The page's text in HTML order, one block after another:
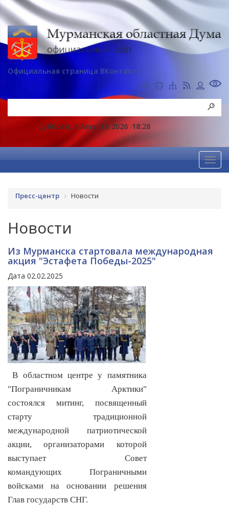
Официальная страница ВКонтакте
Суббота, 8 Августа 2026 18:28
Пресс-центр Новости
Новости
Из Мурманска стартовала международная
акция "Эстафета Победы-2025"
Дата 02.02.2025
В областном центре у памятника
"Пограничникам Арктики"
состоялся митинг, посвященный
старту традиционной
международной патриотической
акции, организаторами которой
выступает Совет
командующих
Пограничными
войсками на основании решения
Глав государств СНГ.